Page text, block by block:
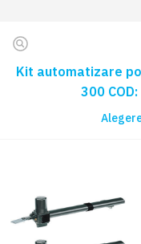
Kit automatizare
300